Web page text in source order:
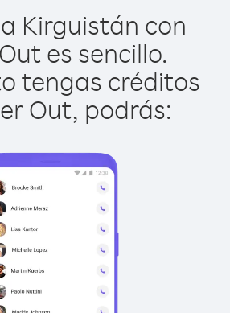
Kirguistán con
es sencillo.
tengas créditos
Out, podrás: